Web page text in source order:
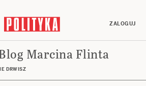
ZALOGUJ
Marcina Flinta
DRWISZ